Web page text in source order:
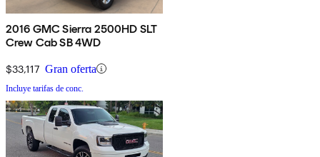
2016 GMC Sierra 2500HD SLT
Crew Cab SB 4WD
$33,117 Gran oferta
Incluye tarifas de conc.